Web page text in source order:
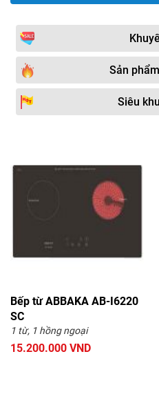
Bếp điện từ Grasso
Bếp điện từ KOCHER
Bếp điện từ Hitachi
Bếp điện từ Panasonic
Sản
Siêu
Bếp từ ABBAKA AB-I6220
SC
1 từ, 1 hồng ngoại
15.200.000 VND